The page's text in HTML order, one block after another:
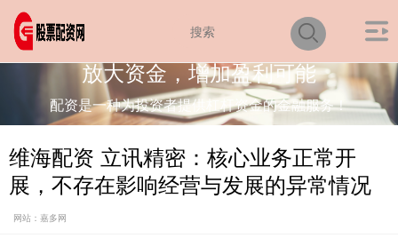
放大资金，增加盈利可能
配资是一种为投资者提供杠杆资金的金融服务！
维海配资 立讯精密：核心业务正常开
展，不存在影响经营与发展的异常情况
网站：嘉多网